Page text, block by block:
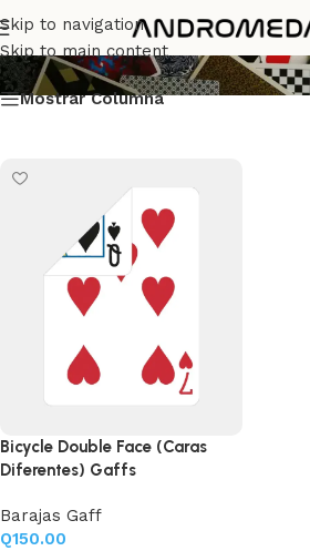
Skip to navigation
Skip to main content
double face
Mostrar Columna
Bicycle Double Face (Caras
Diferentes) Gaffs
Barajas Gaff
Q150.00